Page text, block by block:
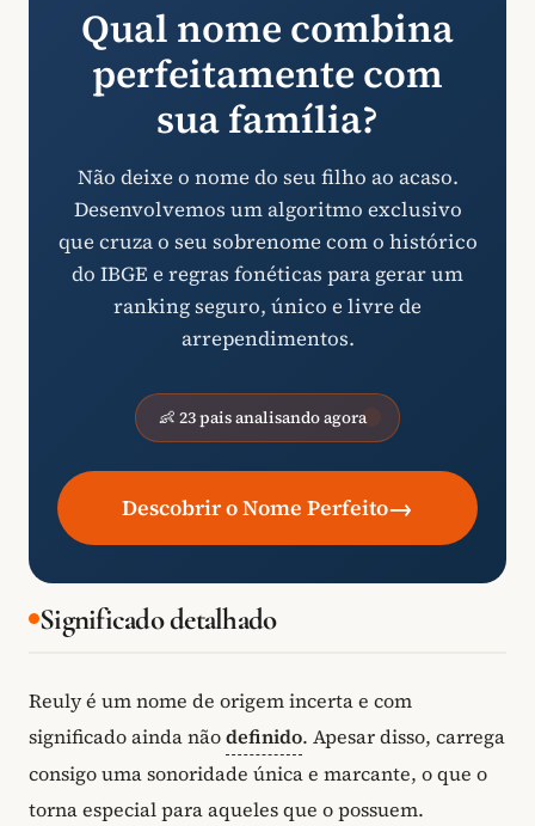
Qual nome combina
perfeitamente com
sua família?
Não deixe o nome do seu filho ao acaso.
Desenvolvemos um algoritmo exclusivo
que cruza o seu sobrenome com o histórico
do IBGE e regras fonéticas para gerar um
ranking seguro, único e livre de
arrependimentos.
👶 23 pais analisando agora
Descobrir o Nome Perfeito→
Significado detalhado
Reuly é um nome de origem incerta e com
significado ainda nãodefinido. Apesar disso, carrega
consigo uma sonoridade única e marcante, o que o
torna especial para aqueles que o possuem.